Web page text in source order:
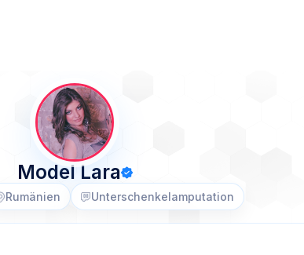
Model Lara
Rumänien Unterschenkelamputation